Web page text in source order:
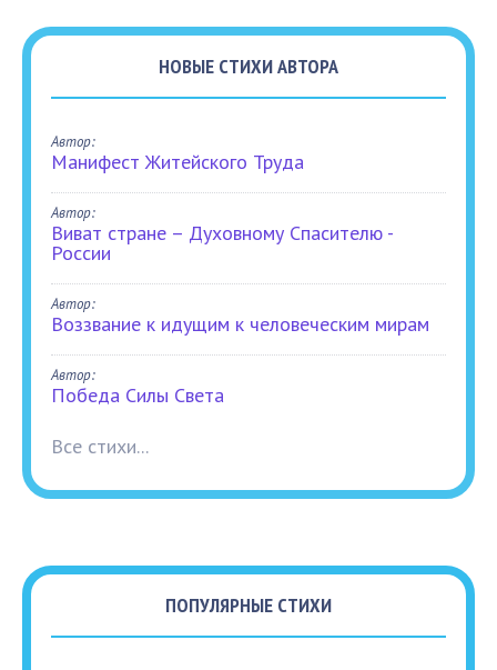
НОВЫЕ СТИХИ АВТОРА
Автор:
Манифест Житейского Труда
Автор:
Виват стране – Духовному Спасителю -
России
Автор:
Воззвание к идущим к человеческим мирам
Автор:
Победа Силы Света
Все стихи...
ПОПУЛЯРНЫЕ СТИХИ